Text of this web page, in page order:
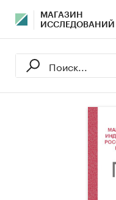
МАГАЗИН
ИССЛЕДОВАНИЙ